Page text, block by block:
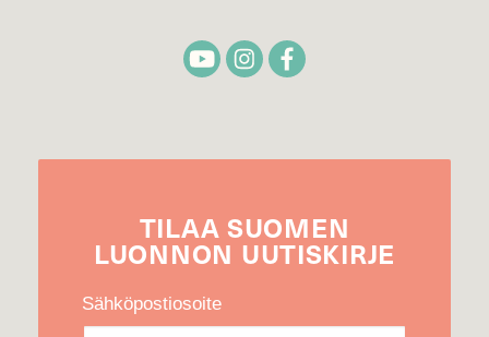
TILAA SUOMEN
LUONNON UUTIS­KIRJE
Sähköpostiosoite